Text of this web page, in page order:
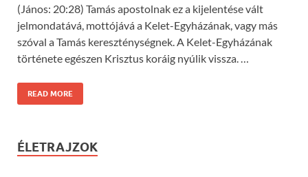
(János: 20:28) Tamás apostolnak ez a kijelentése vált
jelmondatává, mottójává a Kelet-Egyházának, vagy más
szóval a Tamás kereszténységnek. A Kelet-Egyházának
története egészen Krisztus koráig nyúlik vissza. …
READ MORE
ÉLETRAJZOK